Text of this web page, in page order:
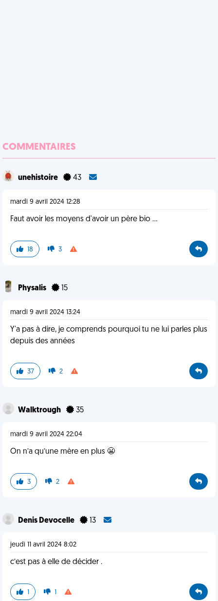
COMMENTAIRES
unehistoire 43
mardi 9 avril 2024 12:28
Faut avoir les moyens d'avoir un père bio ...
18 3
Physalis 15
mardi 9 avril 2024 13:24
Y'a pas à dire, je comprends pourquoi tu ne lui parles plus
depuis des années
37 2
Walktrough 35
mardi 9 avril 2024 22:04
On n’a qu’une mère en plus 😬
3 2
Denis Devocelle 13
jeudi 11 avril 2024 8:02
c’est pas à elle de décider .
1 1